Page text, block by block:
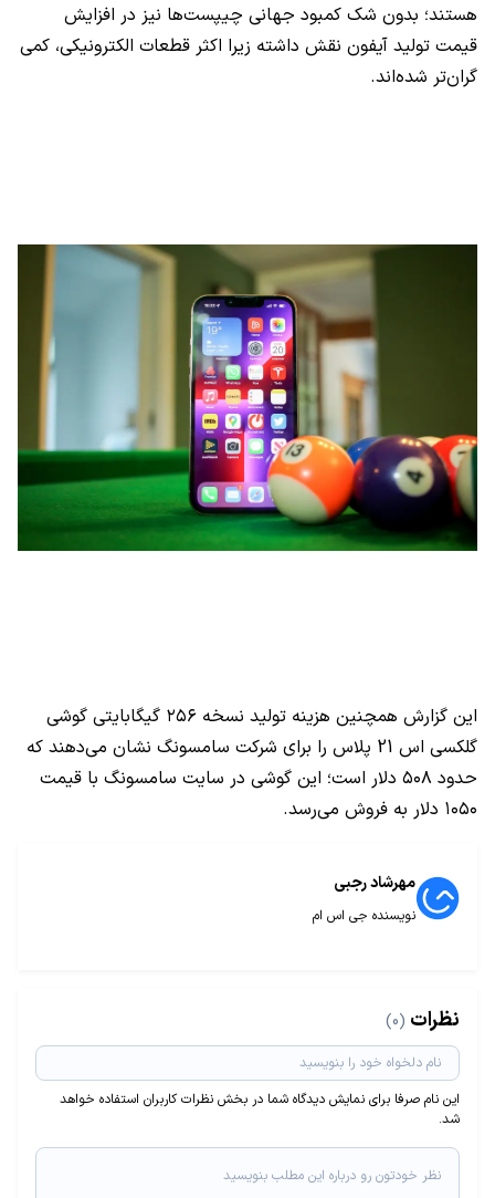
هستند؛ بدون شک کمبود جهانی چیپست‌ها نیز در افزایش
قیمت تولید آیفون نقش داشته زیرا اکثر قطعات الکترونیکی، کمی
گران‌تر شده‌اند.
این گزارش همچنین هزینه تولید نسخه ۲۵۶ گیگابایتی گوشی
گلکسی اس 21 پلاس را برای شرکت سامسونگ نشان می‌دهند که
حدود ۵۰۸ دلار است؛ این گوشی در سایت سامسونگ با قیمت
۱۰۵۰ دلار به فروش می‌ر‌سد.
مهرشاد رجبی
نویسنده جی اس ام
نظرات (0)
این نام صرفا برای نمایش دیدگاه شما در بخش نظرات کاربران استفاده خواهد
شد.